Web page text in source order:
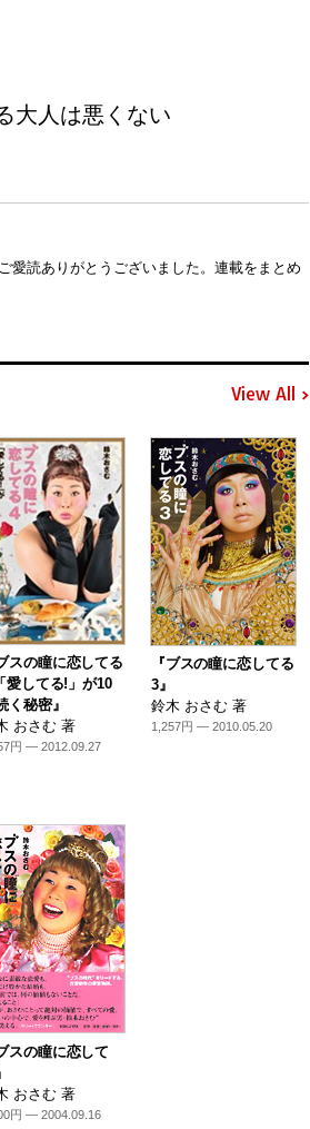
大人は悪くない
愛読ありがとうございました。連載をまとめ
View All
スの瞳に恋してる
愛してる!」が10
く秘密』
おさむ 著
円 — 2012.09.27
『ブスの瞳に恋してる
3』
鈴木 おさむ 著
1,257円 — 2010.05.20
スの瞳に恋して
おさむ 著
円 — 2004.09.16